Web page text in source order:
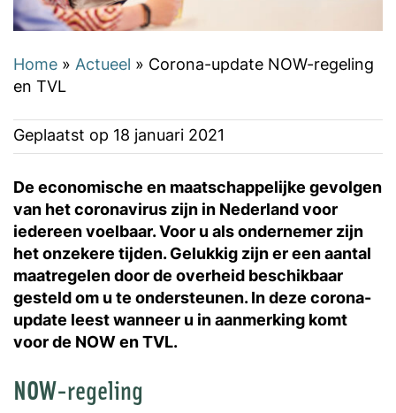
Home » Actueel » Corona-update NOW-regeling
en TVL
Geplaatst op 18 januari 2021
De economische en maatschappelijke gevolgen
van het coronavirus zijn in Nederland voor
iedereen voelbaar. Voor u als ondernemer zijn
het onzekere tijden. Gelukkig zijn er een aantal
maatregelen door de overheid beschikbaar
gesteld om u te ondersteunen. In deze corona-
update leest wanneer u in aanmerking komt
voor de NOW en TVL.
NOW-regeling